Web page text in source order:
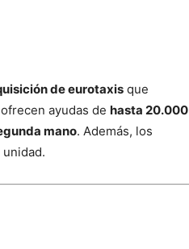
de eurotaxis que
ayudas de hasta 20.000
mano. Además, los
unidad.